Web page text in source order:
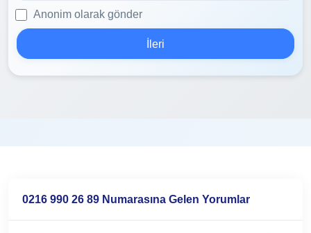
Anonim olarak gönder
İleri
0216 990 26 89 Numarasına Gelen Yorumlar